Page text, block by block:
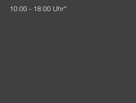
10:00 - 18:00 Uhr*